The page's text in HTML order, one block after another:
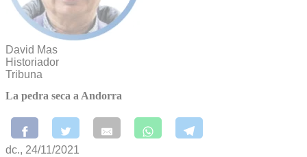
David Mas
Historiador
Tribuna
La pedra seca a Andorra
dc., 24/11/2021